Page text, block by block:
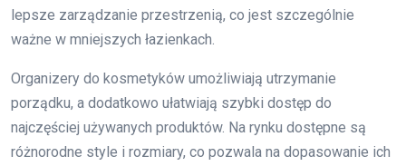
lepsze zarządzanie przestrzenią, co jest szczególnie
ważne w mniejszych łazienkach.
Organizery do kosmetyków umożliwiają utrzymanie
porządku, a dodatkowo ułatwiają szybki dostęp do
najczęściej używanych produktów. Na rynku dostępne są
różnorodne style i rozmiary, co pozwala na dopasowanie ich